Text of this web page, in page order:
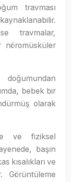
travması
travmalar,
nöromüsküler
bebek bir
olarak
ve fiziksel
başın
kısalıkları ve
Görüntüleme